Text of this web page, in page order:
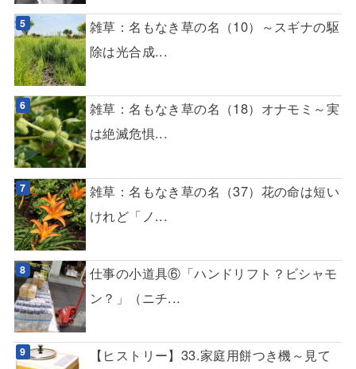
雑草：名もなき草の名（10）～スギナの駆
除は光合成...
雑草：名もなき草の名（18）オナモミ～実
は絶滅危惧...
雑草：名もなき草の名（37）花の命は短い
けれど「ノ...
仕事の小道具⑥「ハンドリフト？ビシャモ
ン？」（ニチ...
【ヒストリー】33.家庭用餅つき機～見て